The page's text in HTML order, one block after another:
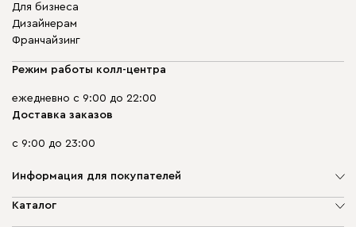
Для бизнеса
Дизайнерам
Франчайзинг
Режим работы колл-центра
ежедневно с 9:00 до 22:00
Доставка заказов
с 9:00 до 23:00
Информация для покупателей
О компании
Каталог